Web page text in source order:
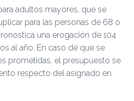
adultos mayores, que se
para las personas de 68 o
una erogación de 104
al año. En caso de que se
prometidas, el presupuesto se
respecto del asignado en